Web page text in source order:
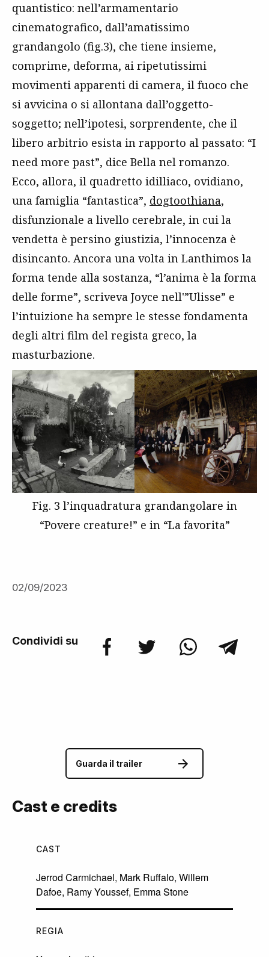
quantistico: nell’armamentario
cinematografico, dall’amatissimo
grandangolo (fig.3), che tiene insieme,
comprime, deforma, ai ripetutissimi
movimenti apparenti di camera, il fuoco che
si avvicina o si allontana dall’oggetto-
soggetto; nell’ipotesi, sorprendente, che il
libero arbitrio esista in rapporto al passato: “I
need more past”, dice Bella nel romanzo.
Ecco, allora, il quadretto idilliaco, ovidiano,
una famiglia “fantastica”, dogtoothiana,
disfunzionale a livello cerebrale, in cui la
vendetta è persino giustizia, l’innocenza è
disincanto. Ancora una volta in Lanthimos la
forma tende alla sostanza, “l’anima è la forma
delle forme”, scriveva Joyce nell'”Ulisse” e
l’intuizione ha sempre le stesse fondamenta
degli altri film del regista greco, la
masturbazione.
Fig. 3 l’inquadratura grandangolare in
“Povere creature!” e in “La favorita”
02/09/2023
Condividi su
Guarda il trailer
Cast e credits
CAST
Jerrod Carmichael, Mark Ruffalo, Willem
Dafoe, Ramy Youssef, Emma Stone
REGIA